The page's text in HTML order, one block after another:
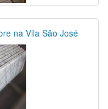
na Vila São José